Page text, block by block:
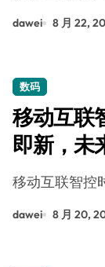
dawei 8 月 22,
数码
移动互联
即新，未
中移动互联智
dawei 8 月 20,